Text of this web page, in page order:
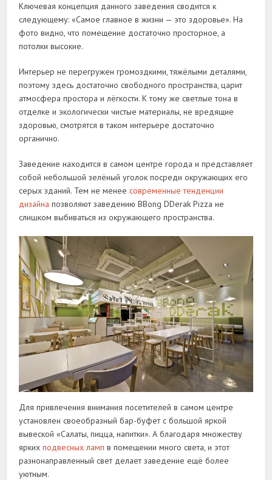
Ключевая концепция данного заведения сводится к
следующему: «Самое главное в жизни — это здоровье». На
фото видно, что помещение достаточно просторное, а
потолки высокие.
Интерьер не перегружен громоздкими, тяжёлыми деталями,
поэтому здесь достаточно свободного пространства, царит
атмосфера простора и лёгкости. К тому же светлые тона в
отделке и экологически чистые материалы, не вредящие
здоровью, смотрятся в таком интерьере достаточно
органично.
Заведение находится в самом центре города и представляет
собой небольшой зелёный уголок посреди окружающих его
серых зданий. Тем не менеесовременные тенденции
дизайна позволяют заведению BBong DDerak Pizza не
слишком выбиваться из окружающего пространства.
Для привлечения внимания посетителей в самом центре
установлен своеобразный бар-буфет с большой яркой
вывеской «Салаты, пицца, напитки». А благодаря множеству
яркихподвесных ламп в помещении много света, и этот
разнонаправленный свет делает заведение ещё более
уютным.